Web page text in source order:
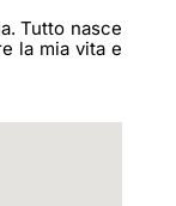
Tutto nasce
la mia vita e